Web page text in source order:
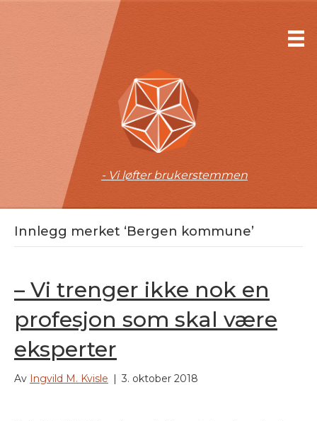
- Vi løfter brukerstemmen
Innlegg merket ‘Bergen kommune’
– Vi trenger ikke nok en
profesjon som skal være
eksperter
Av Ingvild M. Kvisle | 3. oktober 2018